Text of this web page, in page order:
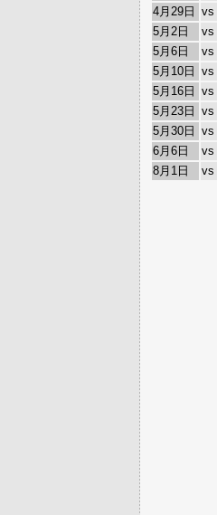
4月29日
vs
5月2日
vs
5月6日
vs
5月10日
vs
5月16日
vs
5月23日
vs
5月30日
vs
6月6日
vs
8月1日
vs